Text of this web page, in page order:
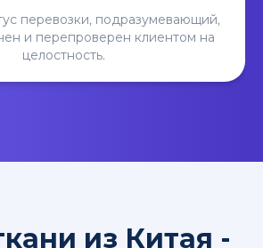
перевозки, подразумевающий,
и перепроверен клиентом на
целостность.
из Китая -